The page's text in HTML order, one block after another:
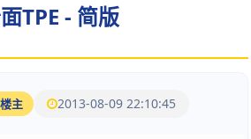
TPE - 简版
楼主 2013-08-09 22:10:45